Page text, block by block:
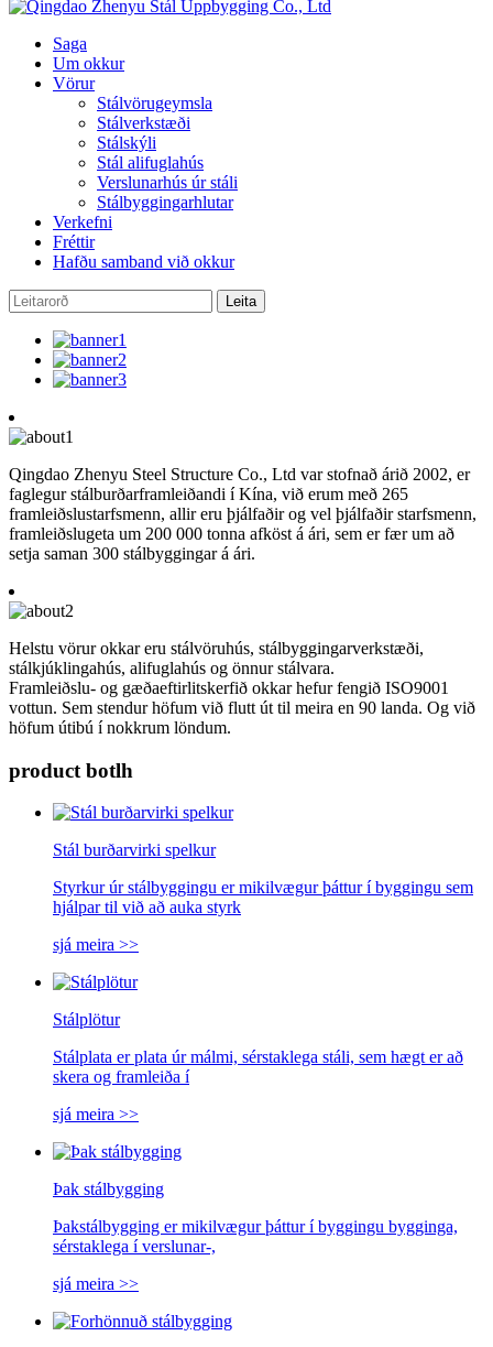
Saga
Um okkur
Vörur
Stálvörugeymsla
Stálverkstæði
Stálskýli
Stál alifuglahús
Verslunarhús úr stáli
Stálbyggingarhlutar
Verkefni
Fréttir
Hafðu samband við okkur
Qingdao Zhenyu Steel Structure Co., Ltd var stofnað árið 2002, er
faglegur stálburðarframleiðandi í Kína, við erum með 265
framleiðslustarfsmenn, allir eru þjálfaðir og vel þjálfaðir starfsmenn,
framleiðslugeta um 200 000 tonna afköst á ári, sem er fær um að
setja saman 300 stálbyggingar á ári.
Helstu vörur okkar eru stálvöruhús, stálbyggingarverkstæði,
stálkjúklingahús, alifuglahús og önnur stálvara.
Framleiðslu- og gæðaeftirlitskerfið okkar hefur fengið ISO9001
vottun. Sem stendur höfum við flutt út til meira en 90 landa. Og við
höfum útibú í nokkrum löndum.
product botlh
Stál burðarvirki spelkur
Styrkur úr stálbyggingu er mikilvægur þáttur í byggingu sem
hjálpar til við að auka styrk
sjá meira >>
Stálplötur
Stálplata er plata úr málmi, sérstaklega stáli, sem hægt er að
skera og framleiða í
sjá meira >>
Þak stálbygging
Þakstálbygging er mikilvægur þáttur í byggingu bygginga,
sérstaklega í verslunar-,
sjá meira >>